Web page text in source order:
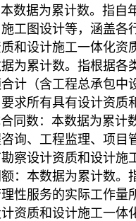
据为累计数。指自
工图设计等，涵盖
和设计施工一体化资
为累计数。指根据
计（含工程总承包
求所有具有设计资质
数：本数据为累计
询、工程监理、项
察设计资质和设计施
：本数据为累计数
性服务的实际工作
资质和设计施工一体